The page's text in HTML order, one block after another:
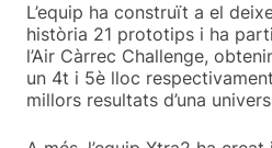
L’equip ha construït a el
història 21 prototips i ha
l’Air Càrrec Challenge,
un 4t i 5è lloc
millors resultats d’una